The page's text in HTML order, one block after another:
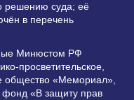
решению суда; её
в перечень
Минюстом РФ
просветительское,
общество «Мемориал»,
«В защиту прав